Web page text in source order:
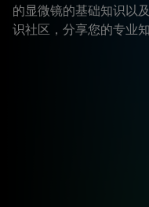
的显微镜的基础知识以
识社区，分享您的专业